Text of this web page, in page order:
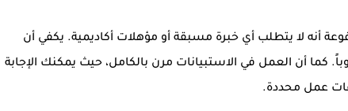
أنه لا يتطلب أي خبرة مسبقة أو مؤهلات أكاديمية. يكفي أن
كما أن العمل في الاستبيانات مرن بالكامل، حيث يمكنك الإجابة
عمل محددة.